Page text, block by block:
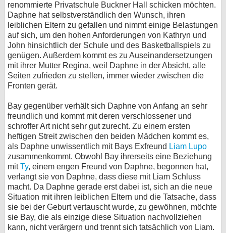
renommierte Privatschule Buckner Hall schicken möchten.
Daphne hat selbstverständlich den Wunsch, ihren
leiblichen Eltern zu gefallen und nimmt einige Belastungen
auf sich, um den hohen Anforderungen von Kathryn und
John hinsichtlich der Schule und des Basketballspiels zu
genügen. Außerdem kommt es zu Auseinandersetzungen
mit ihrer Mutter Regina, weil Daphne in der Absicht, alle
Seiten zufrieden zu stellen, immer wieder zwischen die
Fronten gerät.
Bay gegenüber verhält sich Daphne von Anfang an sehr
freundlich und kommt mit deren verschlossener und
schroffer Art nicht sehr gut zurecht. Zu einem ersten
heftigen Streit zwischen den beiden Mädchen kommt es,
als Daphne unwissentlich mit Bays Exfreund Liam Lupo
zusammenkommt. Obwohl Bay ihrerseits eine Beziehung
mitTy, einem engen Freund von Daphne, begonnen hat,
verlangt sie von Daphne, dass diese mit Liam Schluss
macht. Da Daphne gerade erst dabei ist, sich an die neue
Situation mit ihren leiblichen Eltern und die Tatsache, dass
sie bei der Geburt vertauscht wurde, zu gewöhnen, möchte
sie Bay, die als einzige diese Situation nachvollziehen
kann, nicht verärgern und trennt sich tatsächlich von Liam.